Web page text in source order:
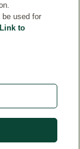
used for
Link to